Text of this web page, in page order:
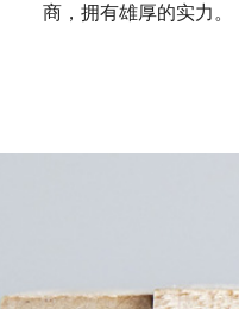
商，拥有雄厚的实力。